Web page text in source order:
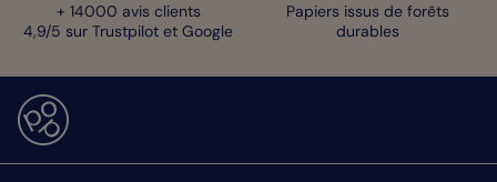
+ 14000 avis clients
4,9/5 sur Trustpilot et Google
Papiers issus de forêts
durables